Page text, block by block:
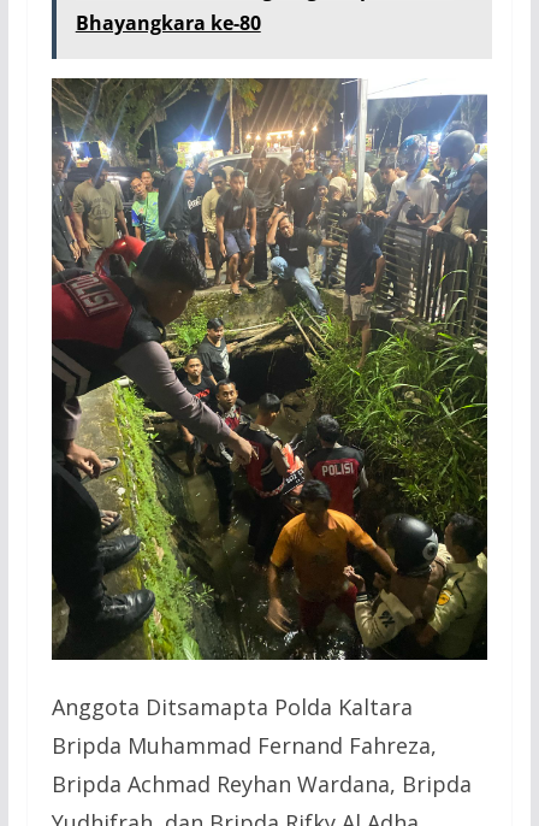
Bhayangkara ke-80
Anggota Ditsamapta Polda Kaltara
Bripda Muhammad Fernand Fahreza,
Bripda Achmad Reyhan Wardana, Bripda